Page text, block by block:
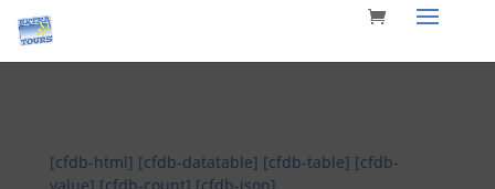
[cfdb-html] [cfdb-datatable] [cfdb-table] [cfdb-